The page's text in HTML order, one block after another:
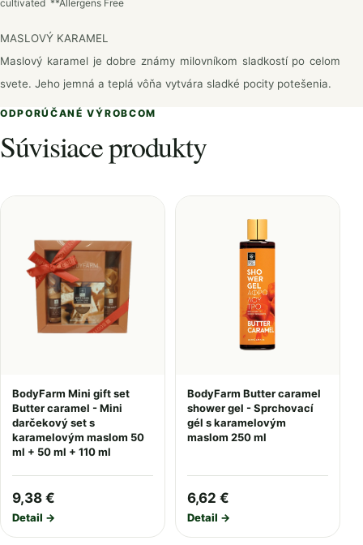
cultivated **Allergens Free
MASLOVÝ KARAMEL
Maslový karamel je dobre známy milovníkom sladkostí po celom
svete. Jeho jemná a teplá vôňa vytvára sladké pocity potešenia.
ODPORÚČANÉ VÝROBCOM
Súvisiace produkty
BodyFarm Mini gift set
Butter caramel - Mini
darčekový set s
karamelovým maslom 50
ml + 50 ml + 110 ml
9,38 €
Detail →
BodyFarm Butter caramel
shower gel - Sprchovací
gél s karamelovým
maslom 250 ml
6,62 €
Detail →